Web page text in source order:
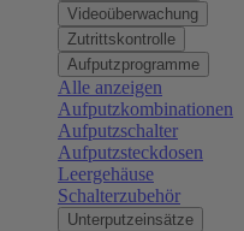
Videoüberwachung
Zutrittskontrolle
Aufputzprogramme
Alle anzeigen
Aufputzkombinationen
Aufputzschalter
Aufputzsteckdosen
Leergehäuse
Schalterzubehör
Unterputzeinsätze